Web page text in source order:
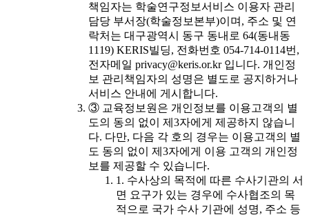
책임자는 학술연구정보서비스 이용자 관리
담당 부서장(학술정보본부)이며, 주소 및 연
락처는 대구광역시 동구 동내로 64(동내동
1119) KERIS빌딩, 전화번호 054-714-0114번,
전자메일 privacy@keris.or.kr 입니다. 개인정
보 관리책임자의 성명은 별도로 공지하거나
서비스 안내에 게시합니다.
③ 교육정보원은 개인정보를 이용고객의 별
도의 동의 없이 제3자에게 제공하지 않습니
다. 다만, 다음 각 호의 경우는 이용고객의 별
도 동의 없이 제3자에게 이용 고객의 개인정
보를 제공할 수 있습니다.
1. 수사상의 목적에 따른 수사기관의 서
면 요구가 있는 경우에 수사협조의 목
적으로 국가 수사 기관에 성명, 주소 등